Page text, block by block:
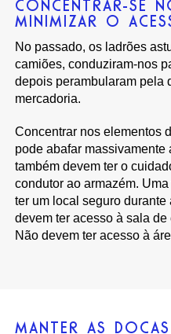
CONCENTRAR-SE
MINIMIZAR O
No passado, os ladrões
camiões, conduziram-nos
depois perambularam pela
mercadoria.
Concentrar nos elementos
pode abafar massivamente
também devem ter o
condutor ao armazém.
ter um local seguro
devem ter acesso à sala
Não devem ter acesso à
MANTER AS